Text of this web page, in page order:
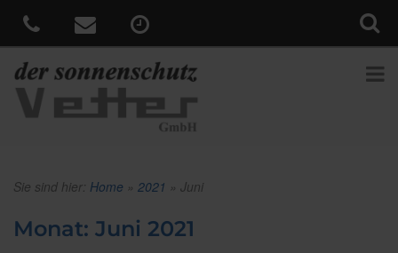
Sie sind hier: Home » 2021 » Juni
Monat: Juni 2021